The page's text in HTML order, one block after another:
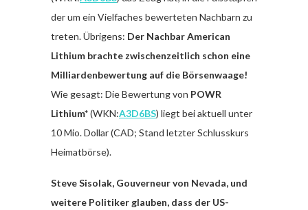
der um ein Vielfaches bewerteten Nachbarn zu
treten. Übrigens: Der Nachbar American
Lithium brachte zwischenzeitlich schon eine
Milliardenbewertung auf die Börsenwaage!
Wie gesagt: Die Bewertung von POWR
Lithium*(WKN:A3D6BS) liegt bei aktuell unter
10 Mio. Dollar (CAD; Stand letzter Schlusskurs
Heimatbörse).
Steve Sisolak, Gouverneur von Nevada, und
weitere Politiker glauben, dass der US-